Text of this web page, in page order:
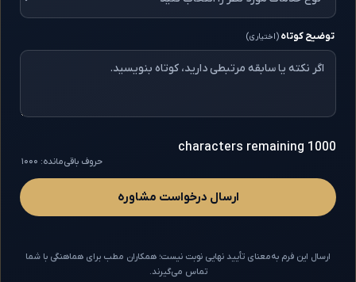
توضیح کوتاه (اختیاری)
1000 characters remaining
حروف باقی‌مانده: ۱۰۰۰
ارسال درخواست مشاوره
ارسال این فرم به‌معنای تأیید نهایی نوبت نیست؛ همکاران مطب برای هماهنگی با شما
تماس می‌گیرند.